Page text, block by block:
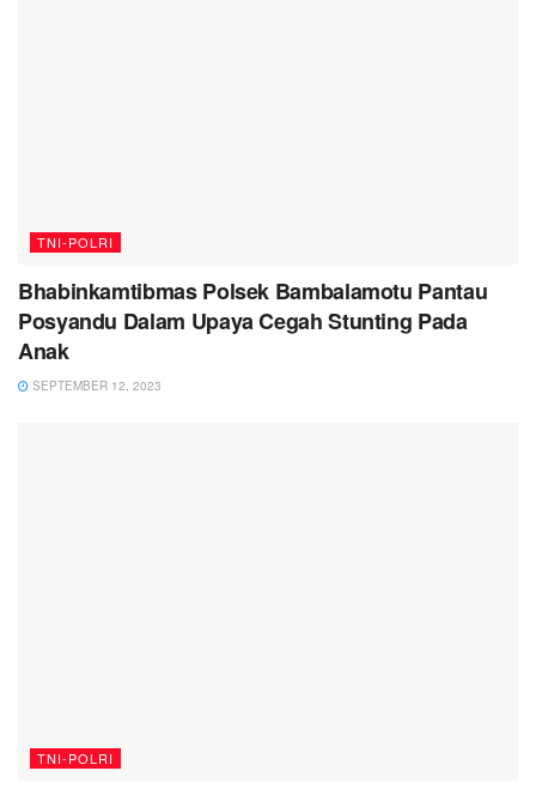
TNI-POLRI
Bhabinkamtibmas Polsek Bambalamotu Pantau
Posyandu Dalam Upaya Cegah Stunting Pada
Anak
SEPTEMBER 12, 2023
TNI-POLRI